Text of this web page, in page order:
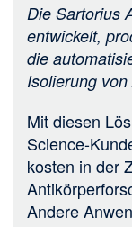
Die Sartorius
entwickelt,
die
Isolierung von
Mit diesen
Science-
kosten in der
Andere